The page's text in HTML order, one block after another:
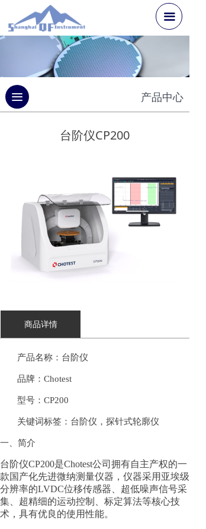
끀
产品中心
끀
台阶仪CP200
商品详情
产品名称：台阶仪
品牌： Chotest
型号： CP200
关键词标签：台阶仪，探针式轮廓仪
一、简介
台阶仪CP200是Chotest公司拥有自主产权的一
款国产化先进微纳测量仪器，仪器采用亚埃级
分辨率的LVDC位移传感器、超低噪声信号采
集、超精细的运动控制、标定算法等核心技
术，具有优良的使用性能。